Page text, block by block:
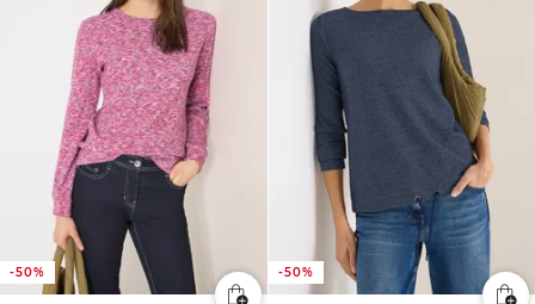
-50% -50%